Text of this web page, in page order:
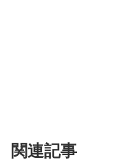
関連記事